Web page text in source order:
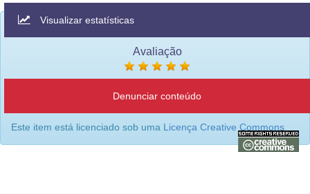
Visualizar estatísticas
Avaliação
Denunciar conteúdo
Este item está licenciado sob uma Licença Creative Commons